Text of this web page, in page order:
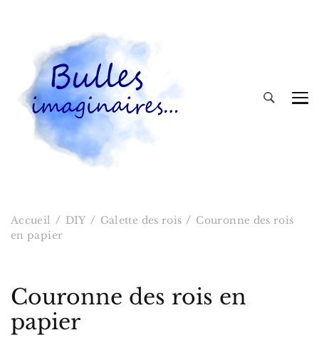
Accueil DIY Galette des rois
Couronne des rois
en papier
Couronne des rois en
papier